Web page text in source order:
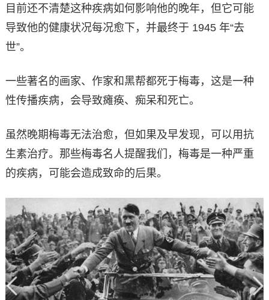
目前还不清楚这种疾病如何影响他的晚年，但它可能
导致他的健康状况每况愈下，并最终于 1945 年“去
世”。
一些著名的画家、作家和黑帮都死于梅毒，这是一种
性传播疾病，会导致瘫痪、痴呆和死亡。
虽然晚期梅毒无法治愈，但如果及早发现，可以用抗
生素治疗。那些梅毒名人提醒我们，梅毒是一种严重
的疾病，可能会造成致命的后果。